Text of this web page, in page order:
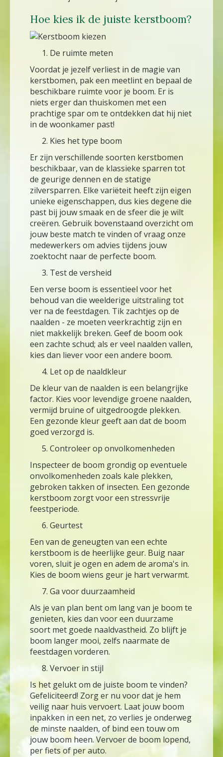
Hoe kies ik de juiste kerstboom?
De ruimte meten
Voordat je jezelf verliest in de magie van
kerstbomen, pak een meetlint en bepaal de
beschikbare ruimte voor je boom. Er is
niets erger dan thuiskomen met een
prachtige spar om te ontdekken dat hij niet
in de woonkamer past!
Kies het type boom
Er zijn verschillende soorten kerstbomen
beschikbaar, van de klassieke sparren tot
de geurige dennen en de statige
zilversparren. Elke variëteit heeft zijn eigen
unieke eigenschappen, dus kies degene die
past bij jouw smaak en de sfeer die je wilt
creëren. Gebruik bovenstaand overzicht om
jouw beste match te vinden of vraag onze
medewerkers om advies tijdens jouw
zoektocht naar de perfecte boom.
Test de versheid
Een verse boom is essentieel voor het
behoud van die weelderige uitstraling tot
ver na de feestdagen. Tik zachtjes op de
naalden - ze moeten veerkrachtig zijn en
niet makkelijk breken. Geef de boom ook
een zachte schud; als er veel naalden vallen,
kies dan liever voor een andere boom.
Let op de naaldkleur
De kleur van de naalden is een belangrijke
factor. Kies voor levendige groene naalden,
vermijd bruine of uitgedroogde plekken.
Een gezonde kleur geeft aan dat de boom
goed verzorgd is.
Controleer op onvolkomenheden
Inspecteer de boom grondig op eventuele
onvolkomenheden zoals kale plekken,
gebroken takken of insecten. Een gezonde
kerstboom zorgt voor een stressvrije
feestperiode.
Geurtest
Een van de geneugten van een echte
kerstboom is de heerlijke geur. Buig naar
voren, sluit je ogen en adem de aroma's in.
Kies de boom wiens geur je hart verwarmt.
Ga voor duurzaamheid
Als je van plan bent om lang van je boom te
genieten, kies dan voor een duurzame
soort met goede naaldvastheid. Zo blijft je
boom langer mooi, zelfs naarmate de
feestdagen vorderen.
Vervoer in stijl
Is het gelukt om de juiste boom te vinden?
Gefeliciteerd! Zorg er nu voor dat je hem
veilig naar huis vervoert. Laat jouw boom
inpakken in een net, zo verlies je onderweg
de minste naalden, of bind een touw om
jouw boom heen. Vervoer de boom lopend,
per fiets of per auto.